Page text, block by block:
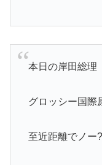
本日の岸田総理
グロッシー国際
至近距離でノー?